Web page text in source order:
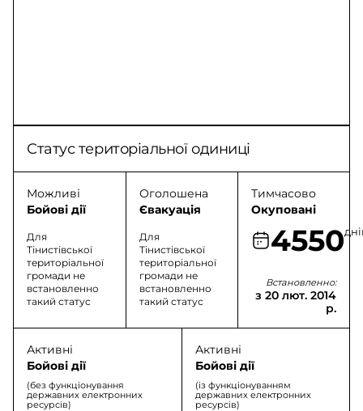
Статус територіальної одиниці
Можливі
Бойові дії
Для
Тінистівської
територіальної
громади не
встановленно
такий статус
Оголошена
Євакуація
Для
Тінистівської
територіальної
громади не
встановленно
такий статус
Тимчасово
Окуповані
4550
Встановленно:
з 20 лют. 2014
р.
Активні
Бойові дії
(без функціонування
державних електронних
ресурсів)
Активні
Бойові дії
(із функціонуванням
державних електронних
ресурсів)